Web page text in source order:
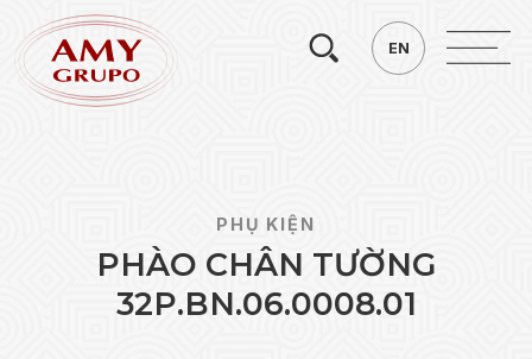
EN
PHỤ KIỆN
PHÀO CHÂN TƯỜNG
32P.BN.06.0008.01
Tìm